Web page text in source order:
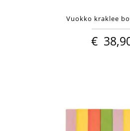
Vuokko kraklee
€